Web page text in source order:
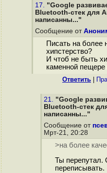
17. "Google
Bluetooth-стек для
написанны..."
Сообщение от
Писать на более
хипстерство?
И чтоб не быть
каменной пещере
Ответить
21. "Google
Bluetooth-стек
написанны..."
Сообщение от
Мрт-21, 20:28
>на более
Ты перепутал.
переписывать.